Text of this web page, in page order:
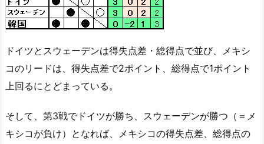
ドイツとスウェーデンは得失点差・総得点で並び、メキシ
コのリードは、得失点差で2ポイント、総得点で1ポイント
上回るにとどまっている。
そして、第3戦でドイツが勝ち、スウェーデンが勝つ（＝メ
キシコが負け）となれば、メキシコの得失点差、総得点の